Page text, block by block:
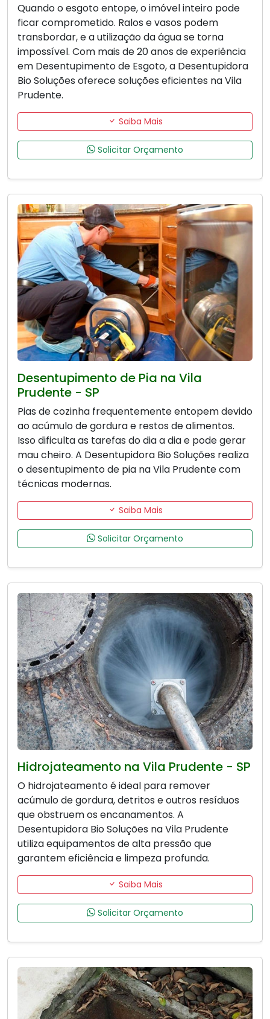
Quando o esgoto entope, o imóvel inteiro pode
ficar comprometido. Ralos e vasos podem
transbordar, e a utilização da água se torna
impossível. Com mais de 20 anos de experiência
em Desentupimento de Esgoto, a Desentupidora
Bio Soluções oferece soluções eficientes na Vila
Prudente.
Saiba Mais
Solicitar Orçamento
Desentupimento de Pia na Vila
Prudente - SP
Pias de cozinha frequentemente entopem devido
ao acúmulo de gordura e restos de alimentos.
Isso dificulta as tarefas do dia a dia e pode gerar
mau cheiro. A Desentupidora Bio Soluções realiza
o desentupimento de pia na Vila Prudente com
técnicas modernas.
Saiba Mais
Solicitar Orçamento
Hidrojateamento na Vila Prudente - SP
O hidrojateamento é ideal para remover
acúmulo de gordura, detritos e outros resíduos
que obstruem os encanamentos. A
Desentupidora Bio Soluções na Vila Prudente
utiliza equipamentos de alta pressão que
garantem eficiência e limpeza profunda.
Saiba Mais
Solicitar Orçamento